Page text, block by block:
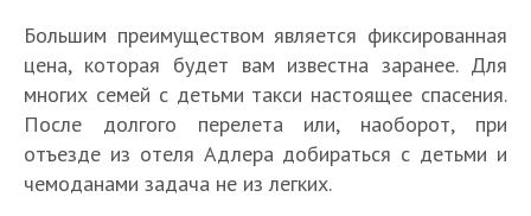
Большим преимуществом является фиксированная
цена, которая будет вам известна заранее. Для
многих семей с детьми такси настоящее спасения.
После долгого перелета или, наоборот, при
отъезде из отеля Адлера добираться с детьми и
чемоданами задача не из легких.